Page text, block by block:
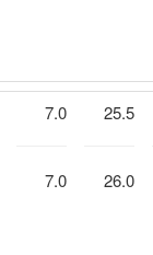
7.0
7.0
25.5
26.0